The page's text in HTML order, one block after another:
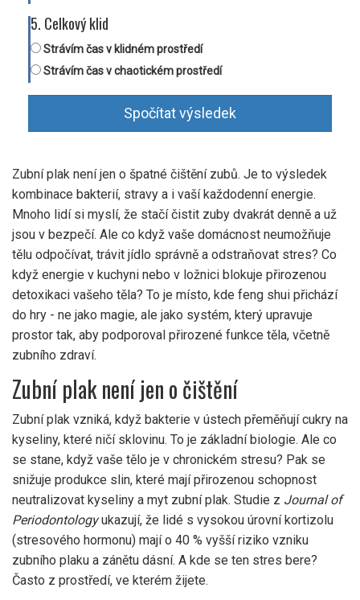
5. Celkový klid
Strávím čas v klidném prostředí
Strávím čas v chaotickém prostředí
Spočítat výsledek
Zubní plak není jen o špatné čištění zubů. Je to výsledek
kombinace bakterií, stravy a i vaší každodenní energie.
Mnoho lidí si myslí, že stačí čistit zuby dvakrát denně a už
jsou v bezpečí. Ale co když vaše domácnost neumožňuje
tělu odpočívat, trávit jídlo správně a odstraňovat stres? Co
když energie v kuchyni nebo v ložnici blokuje přirozenou
detoxikaci vašeho těla? To je místo, kde feng shui přichází
do hry - ne jako magie, ale jako systém, který upravuje
prostor tak, aby podporoval přirozené funkce těla, včetně
zubního zdraví.
Zubní plak není jen o čištění
Zubní plak vzniká, když bakterie v ústech přeměňují cukry na
kyseliny, které ničí sklovinu. To je základní biologie. Ale co
se stane, když vaše tělo je v chronickém stresu? Pak se
snižuje produkce slin, které mají přirozenou schopnost
neutralizovat kyseliny a myt zubní plak. Studie z Journal of
Periodontologyukazují, že lidé s vysokou úrovní kortizolu
(stresového hormonu) mají o 40 % vyšší riziko vzniku
zubního plaku a zánětu dásní. A kde se ten stres bere?
Často z prostředí, ve kterém žijete.